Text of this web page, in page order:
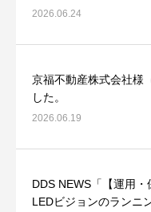
2026.06.24
京福不動産株式会社様
した。
2026.06.19
DDS NEWS「【運用
LEDビジョンのランニ